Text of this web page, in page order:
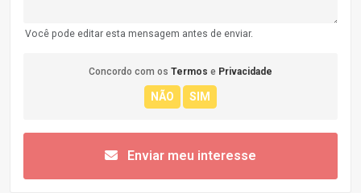
Você pode editar esta mensagem antes de enviar.
Concordo com os Termos e Privacidade
Enviar meu interesse